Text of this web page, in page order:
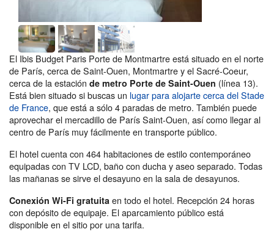
El Ibis Budget Paris Porte de Montmartre está situado en el norte
de París, cerca de Saint-Ouen, Montmartre y el Sacré-Coeur,
cerca de la estación de metro Porte de Saint-Ouen (línea 13).
Está bien situado si buscas un lugar para alojarte cerca del Stade
de France, que está a sólo 4 paradas de metro. También puede
aprovechar el mercadillo de París Saint-Ouen, así como llegar al
centro de París muy fácilmente en transporte público.
El hotel cuenta con 464 habitaciones de estilo contemporáneo
equipadas con TV LCD, baño con ducha y aseo separado. Todas
las mañanas se sirve el desayuno en la sala de desayunos.
Conexión Wi-Fi gratuita en todo el hotel. Recepción 24 horas
con depósito de equipaje. El aparcamiento público está
disponible en el sitio por una tarifa.